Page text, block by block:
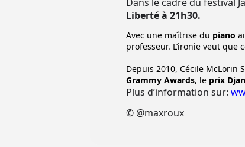
Libertéà 21h30.
Avec une maîtrise du piano
professeur. L’ironie veut que
Depuis 2010, Cécile
Grammy Awards, le prix
Plus d’information sur:
© @maxroux